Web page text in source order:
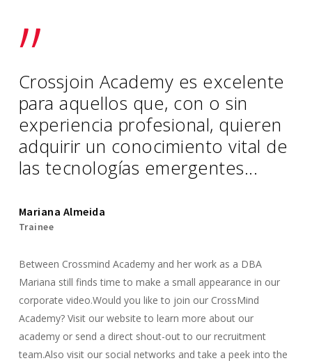
”
Crossjoin Academy es excelente
para aquellos que, con o sin
experiencia profesional, quieren
adquirir un conocimiento vital de
las tecnologías emergentes...
Mariana Almeida
Trainee
Between Crossmind Academy and her work as a DBA
Mariana still finds time to make a small appearance in our
corporate video.Would you like to join our CrossMind
Academy? Visit our website to learn more about our
academy or send a direct shout-out to our recruitment
team.Also visit our social networks and take a peek into the